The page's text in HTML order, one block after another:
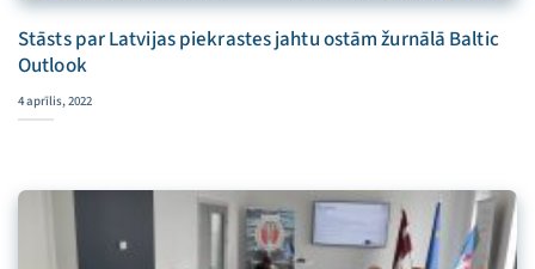
Stāsts par Latvijas piekrastes jahtu ostām žurnālā Baltic
Outlook
4 aprīlis, 2022